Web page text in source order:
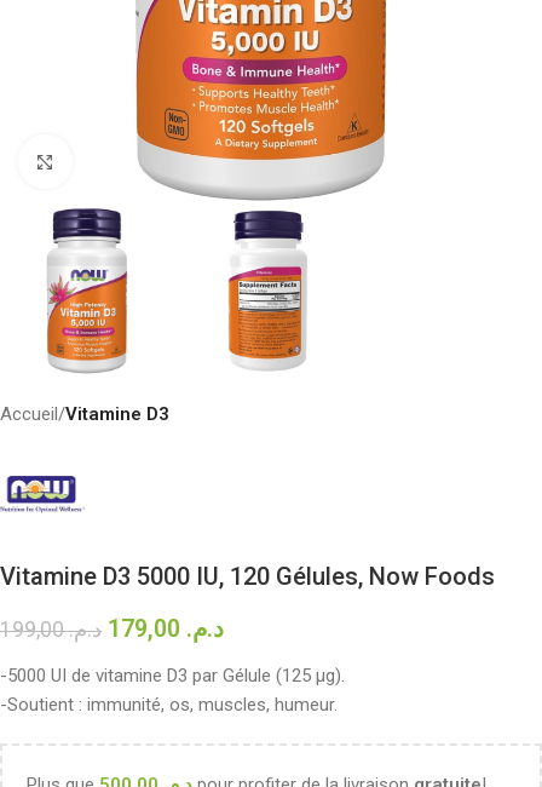
Click to enlarge
Accueil Vitamine D3
Vitamine D3 5000 IU, 120 Gélules, Now Foods
د.م.199,00 د.م.
-5000 UI de vitamine D3 par Gélule (125 µg).
-Soutient : immunité, os, muscles, humeur.